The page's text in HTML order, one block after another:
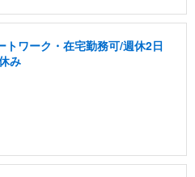
トワーク・在宅勤務可/週休2日
み